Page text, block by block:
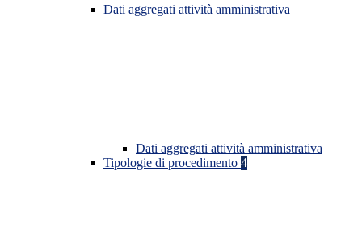
Dati aggregati attività amministrativa
Dati aggregati attività amministrativa
Tipologie di procedimento 4